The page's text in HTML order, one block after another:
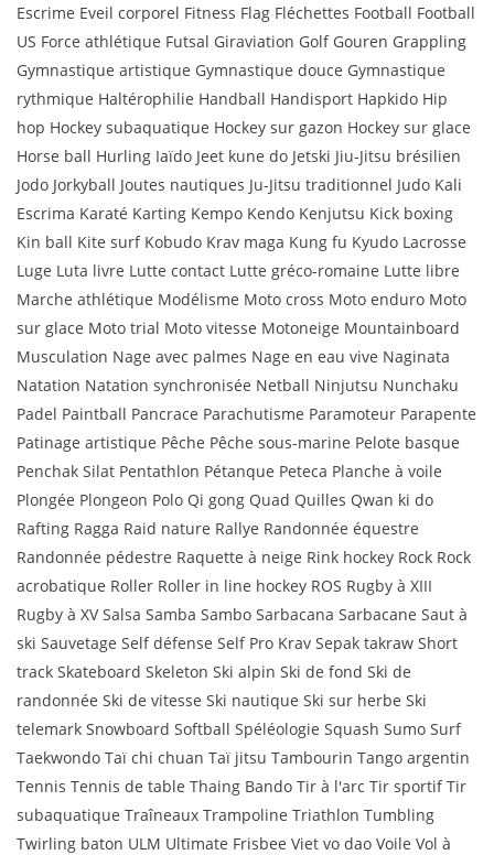
Escrime Eveil corporel Fitness Flag Fléchettes Football Football
US Force athlétique Futsal Giraviation Golf Gouren Grappling
Gymnastique artistique Gymnastique douce Gymnastique
rythmique Haltérophilie Handball Handisport Hapkido Hip
hop Hockey subaquatique Hockey sur gazon Hockey sur glace
Horse ball Hurling Iaïdo Jeet kune do Jetski Jiu-Jitsu brésilien
Jodo Jorkyball Joutes nautiques Ju-Jitsu traditionnel Judo Kali
Escrima Karaté Karting Kempo Kendo Kenjutsu Kick boxing
Kin ball Kite surf Kobudo Krav maga Kung fu Kyudo Lacrosse
Luge Luta livre Lutte contact Lutte gréco-romaine Lutte libre
Marche athlétique Modélisme Moto cross Moto enduro Moto
sur glace Moto trial Moto vitesse Motoneige Mountainboard
Musculation Nage avec palmes Nage en eau vive Naginata
Natation Natation synchronisée Netball Ninjutsu Nunchaku
Padel Paintball Pancrace Parachutisme Paramoteur Parapente
Patinage artistique Pêche Pêche sous-marine Pelote basque
Penchak Silat Pentathlon Pétanque Peteca Planche à voile
Plongée Plongeon Polo Qi gong Quad Quilles Qwan ki do
Rafting Ragga Raid nature Rallye Randonnée équestre
Randonnée pédestre Raquette à neige Rink hockey Rock Rock
acrobatique Roller Roller in line hockey ROS Rugby à XIII
Rugby à XV Salsa Samba Sambo Sarbacana Sarbacane Saut à
ski Sauvetage Self défense Self Pro Krav Sepak takraw Short
track Skateboard Skeleton Ski alpin Ski de fond Ski de
randonnée Ski de vitesse Ski nautique Ski sur herbe Ski
telemark Snowboard Softball Spéléologie Squash Sumo Surf
Taekwondo Taï chi chuan Taï jitsu Tambourin Tango argentin
Tennis Tennis de table Thaing Bando Tir à l'arc Tir sportif Tir
subaquatique Traîneaux Trampoline Triathlon Tumbling
Twirling baton ULM Ultimate Frisbee Viet vo dao Voile Vol à